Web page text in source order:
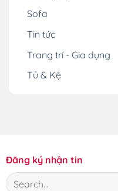
Sofa
Tin tức
Trang trí - Gia dụng
Tủ & Kệ
Đăng ký nhận tin